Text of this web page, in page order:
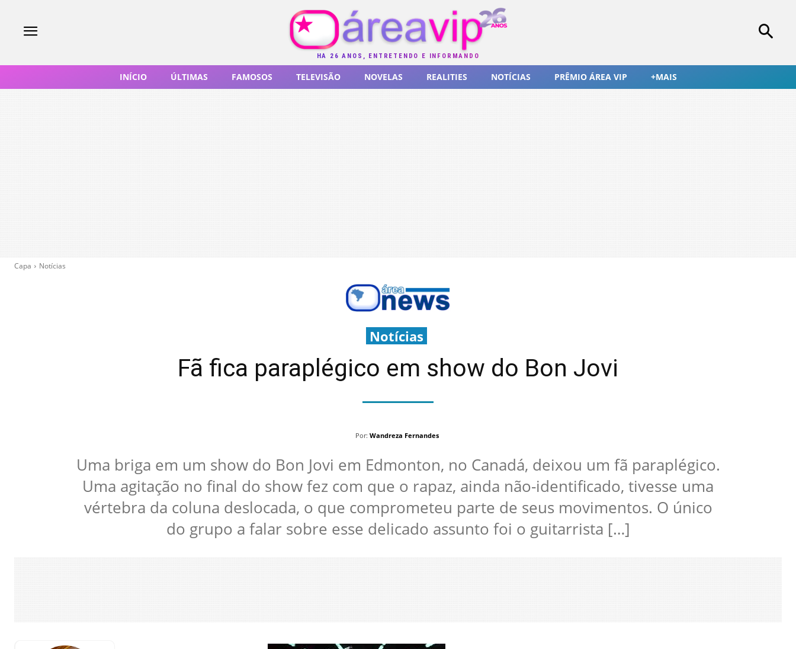
HÁ 26 ANOS, ENTRETENDO E INFORMANDO
INÍCIO ÚLTIMAS FAMOSOS TELEVISÃO NOVELAS REALITIES NOTÍCIAS PRÊMIO ÁREA VIP +MAIS
Capa Notícias
Notícias
Fã fica paraplégico em show do Bon Jovi
Por: Wandreza Fernandes
Uma briga em um show do Bon Jovi em Edmonton, no Canadá, deixou um fã paraplégico.
Uma agitação no final do show fez com que o rapaz, ainda não-identificado, tivesse uma
vértebra da coluna deslocada, o que comprometeu parte de seus movimentos. O único
do grupo a falar sobre esse delicado assunto foi o guitarrista […]